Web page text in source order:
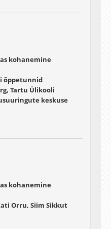
kohanemine
õppetunnid
Tartu Ülikooli
keskuse
kohanemine
Orru, Siim Sikkut